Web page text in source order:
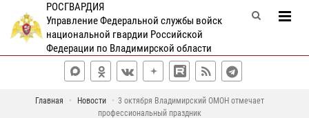
РОСГВАРДИЯ
Управление Федеральной службы войск
национальной гвардии Российской
Федерации по Владимирской области
Главная Новости
3 октября Владимирский ОМОН отмечает
профессиональный праздник